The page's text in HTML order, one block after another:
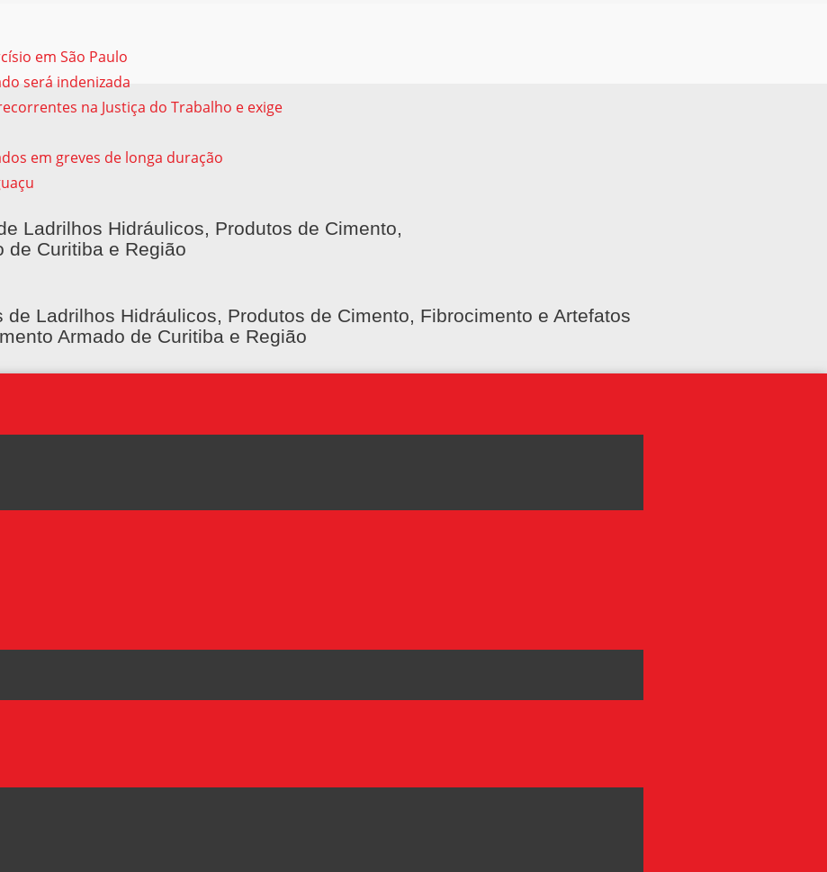
em São Paulo
será indenizada
na Justiça do Trabalho e exige
em greves de longa duração
Ladrilhos Hidráulicos, Produtos de Cimento,
de Curitiba e Região
Ladrilhos Hidráulicos, Produtos de Cimento, Fibrocimento e Artefatos
Armado de Curitiba e Região